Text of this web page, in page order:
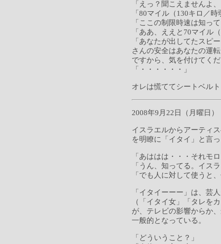
「えっ？聞こえませんよ
「80マイル（130キロ／
「ここの制限時速は知っ
「ああ、ええと70マイル
「あなたが出してたスピ
さんの安全はあなたの運
ですから、気を付けてく
「・・・・・・」
オレは慌ててシートベル
2008年9月22日（月曜日）
イスラエルからアーティ
を明瞭に「イタイ」と言
「あははは・・・それモ
「うん、知ってる。イス
「でも人に対して使うと
「イタイーーー」は、芸
（「イタイ女」「タレを
が、テレビの影響からか
一般的となっている。
「どういうこと？」